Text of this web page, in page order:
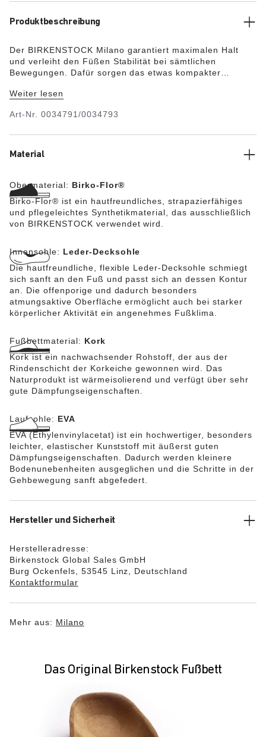
Produktbeschreibung
Der BIRKENSTOCK Milano garantiert maximalen Halt
und verleiht den Füßen Stabilität bei sämtlichen
Bewegungen. Dafür sorgen das etwas kompakter
breite Fersenriemen. Das Obermaterial besteht aus dem
Birko-Flor®.
Weiter lesen
Art-Nr. 0034791/0034793
Material
Obermaterial: Birko-Flor®
Birko-Flor® ist ein hautfreundliches, strapazierfähiges
und pflegeleichtes Synthetikmaterial, das ausschließlich
von BIRKENSTOCK verwendet wird.
Innensohle: Leder-Decksohle
Die hautfreundliche, flexible Leder-Decksohle schmiegt
sich sanft an den Fuß und passt sich an dessen Kontur
an. Die offenporige und dadurch besonders
atmungsaktive Oberfläche ermöglicht auch bei starker
körperlicher Aktivität ein angenehmes Fußklima.
Fußbettmaterial: Kork
Kork ist ein nachwachsender Rohstoff, der aus der
Rindenschicht der Korkeiche gewonnen wird. Das
Naturprodukt ist wärmeisolierend und verfügt über sehr
gute Dämpfungseigenschaften.
Laufsohle: EVA
EVA (Ethylenvinylacetat) ist ein hochwertiger, besonders
leichter, elastischer Kunststoff mit äußerst guten
Dämpfungseigenschaften. Dadurch werden kleinere
Bodenunebenheiten ausgeglichen und die Schritte in der
Gehbewegung sanft abgefedert.
Hersteller und Sicherheit
Herstelleradresse:
Birkenstock Global Sales GmbH
Burg Ockenfels, 53545 Linz, Deutschland
Kontaktformular
Mehr aus: Milano
Das Original Birkenstock Fußbett